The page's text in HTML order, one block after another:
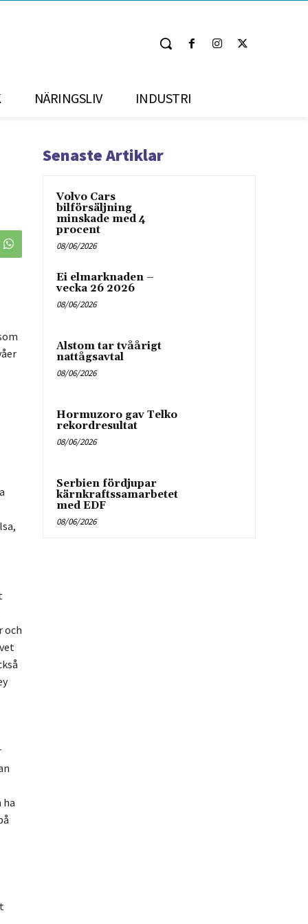
NÄRINGSLIV INDUSTRI
och
ha
Senaste Artiklar
Volvo Cars
bilförsäljning
minskade med 4
procent
08/06/2026
Ei elmarknaden –
vecka 26 2026
08/06/2026
Alstom tar tvåårigt
nattågsavtal
08/06/2026
Hormuzoro gav Telko
rekordresultat
08/06/2026
Serbien fördjupar
kärnkraftssamarbetet
med EDF
08/06/2026